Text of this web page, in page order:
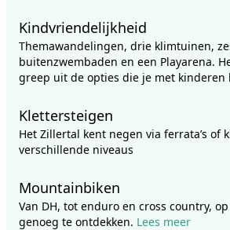
Kindvriendelijkheid
Themawandelingen, drie klimtuinen,
buitenzwembaden en een Playarena.
greep uit de opties die je met kinderen
Klettersteigen
Het Zillertal kent negen via ferrata’s of
verschillende niveaus
Mountainbiken
Van DH, tot enduro en cross country,
genoeg te ontdekken. Lees meer